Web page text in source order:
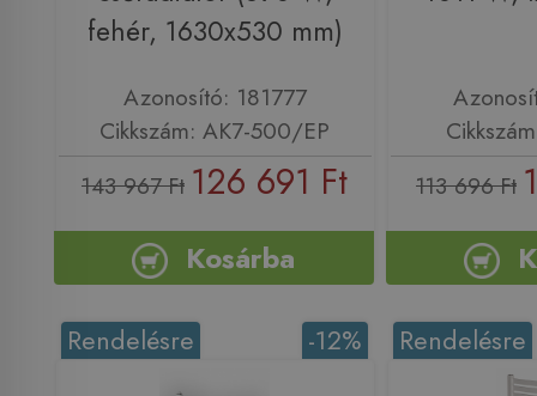
fehér, 1630x530 mm)
Azonosító: 181777
Cikkszám: AK7-500/EP
143 967 Ft 126 691 Ft
Kosárba
113 696 Ft
-12%
Rendelésre Rendelésre